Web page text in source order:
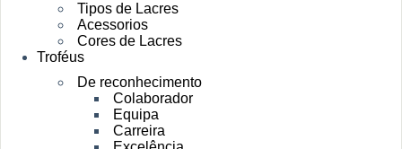
Tipos de Lacres
Acessorios
Cores de Lacres
Troféus
De reconhecimento
Colaborador
Equipa
Carreira